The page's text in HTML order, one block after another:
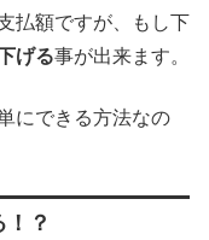
払額ですが、もし下
げる事が出来ます。
にできる方法なの
？